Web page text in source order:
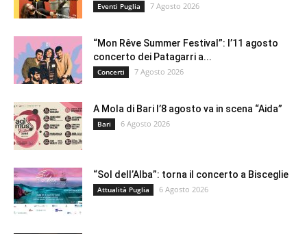
Eventi Puglia 7 Agosto 2026
“Mon Rêve Summer Festival”: l’11 agosto
concerto dei Patagarri a...
Concerti 7 Agosto 2026
A Mola di Bari l’8 agosto va in scena “Aida”
Bari 6 Agosto 2026
“Sol dell’Alba”: torna il concerto a Bisceglie
Attualità Puglia 6 Agosto 2026